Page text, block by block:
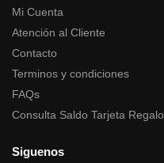
Mi Cuenta
Atención al Cliente
Contacto
Terminos y condiciones
FAQs
Consulta Saldo Tarjeta Regalo
Siguenos